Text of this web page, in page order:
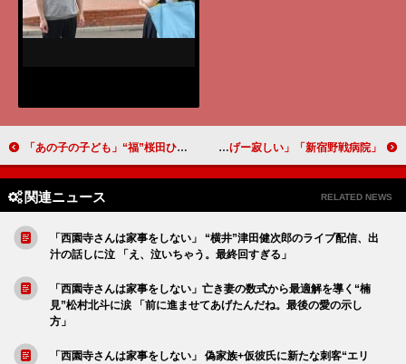
「あの子の子ども」“福”桜田ひよりが学校に妊娠を報告 「先生3人、どの意見も間違ってない」「SNSは怖い」 「新宿野戦病院」「ヨウコ先生さようなら、もんげー寂しい」「続編お願いします」
関連ニュース RELATED NEWS
「西園寺さんは家事をしない」 “横井”津田健次郎のライブ配信、出
汁の話しに泣 「え、泣いちゃう。最終回すぎる」
「西園寺さんは家事をしない」亡き妻の数式から最適解を導く“楠
見”松村北斗に涙 「前に進ませてあげたんだね。最後の愛の示し
方」
「西園寺さんは家事をしない」 偽家族+仮彼氏に新たな刺客“エリ